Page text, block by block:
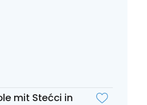
mit Stećci in